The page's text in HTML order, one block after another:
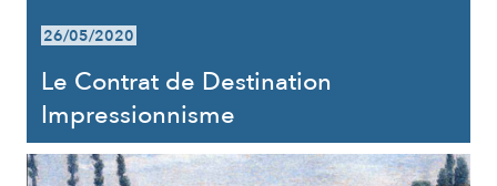
26/05/2020
Le Contrat de Destination
Impressionnisme